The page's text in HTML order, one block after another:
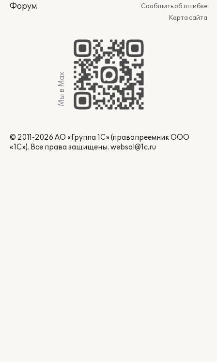
Форум
Сообщить об ошибке
Карта сайта
Мы в Max
© 2011-2026 АО «Группа 1С» (правопреемник ООО
«1С»). Все права защищены. websol@1c.ru